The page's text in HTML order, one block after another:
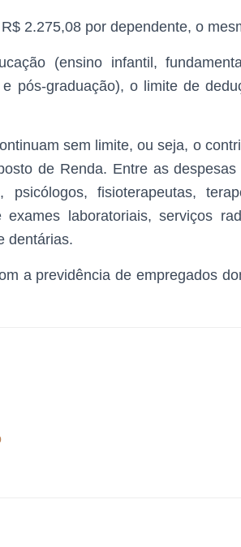
2.275,08 por dependente, o
(ensino infantil,
pós-graduação), o limite de
sem limite, ou seja, o
de Renda. Entre as
fisioterapeutas,
laboratoriais, serviços
dentárias.
a previdência de empregados